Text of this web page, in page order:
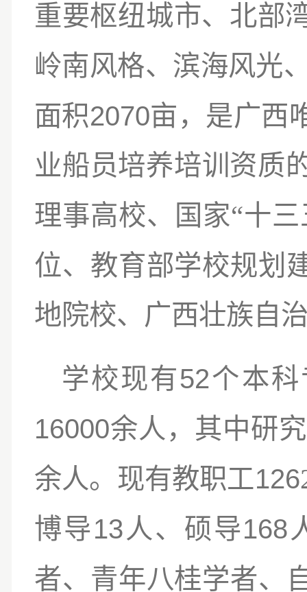
重要枢纽城市、北部
岭南风格、滨海风光
面积2070亩 ， 是广西
业船员培养培训资质
理事高校、 国家“十三
位、教育部学校规划
地院校、 广西壮族自
学校现有52个本
16000余人，其中研
余人。现有教职工126
博导13人、硕导168
者、青年八桂学者、